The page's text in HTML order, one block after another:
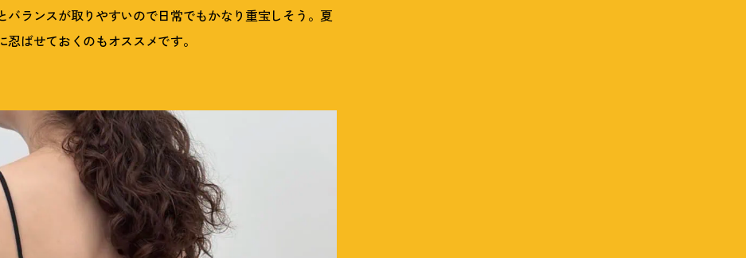
ランスが取りやすいので日常でもかなり重宝しそう。夏
ばせておくのもオススメです。